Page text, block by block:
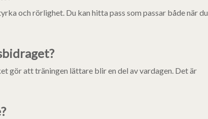
och rörlighet. Du kan hitta pass som passar både när du
gör att träningen lättare blir en del av vardagen. Det är